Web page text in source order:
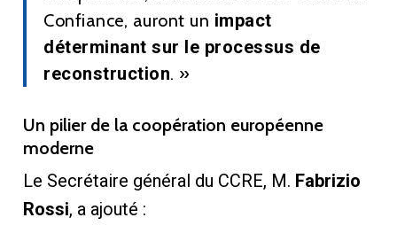
Confiance, auront un impact
déterminant sur le processus de
reconstruction. »
Un pilier de la coopération européenne
moderne
Le Secrétaire général du CCRE, M. Fabrizio
Rossi, a ajouté :